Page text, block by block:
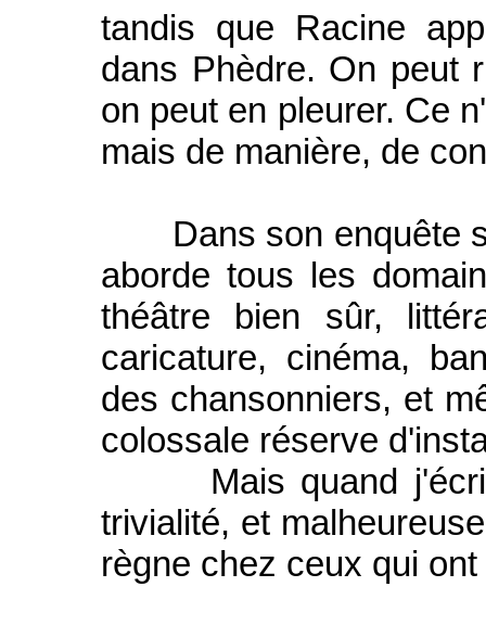
tandis que Racine
dans Phèdre. On peut
on peut en pleurer. Ce
mais de manière, de
Dans son enquête
aborde tous les
théâtre bien sûr,
caricature, cinéma,
des chansonniers, et
colossale réserve
Mais quand j'écris
trivialité, et
règne chez ceux qui